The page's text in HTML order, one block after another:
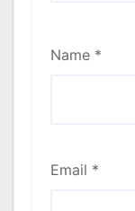
Name *
Email *